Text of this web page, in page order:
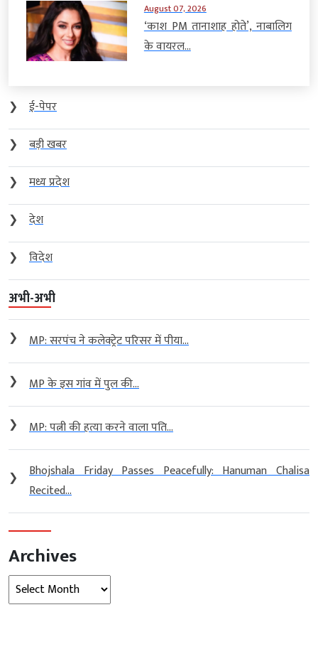
August 07, 2026
‘काश PM तानाशाह होते’, नाबालिग
के वायरल...
❯
ई-पेपर
❯
बड़ी खबर
❯
मध्य प्रदेश
❯
देश
❯
विदेश
अभी-अभी
❯ MP: सरपंच ने कलेक्ट्रेट परिसर में पीया...
❯ MP के इस गांव में पुल की...
❯ MP: पत्नी की हत्या करने वाला पति...
❯
Bhojshala Friday Passes Peacefully: Hanuman Chalisa
Recited...
Archives
Archives